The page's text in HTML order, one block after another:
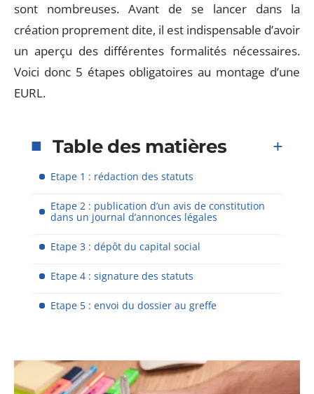
sont nombreuses. Avant de se lancer dans la
création proprement dite, il est indispensable d’avoir
un aperçu des différentes formalités nécessaires.
Voici donc 5 étapes obligatoires au montage d’une
EURL.
Table des matières
Etape 1 : rédaction des statuts
Etape 2 : publication d’un avis de constitution
dans un journal d’annonces légales
Etape 3 : dépôt du capital social
Etape 4 : signature des statuts
Etape 5 : envoi du dossier au greffe